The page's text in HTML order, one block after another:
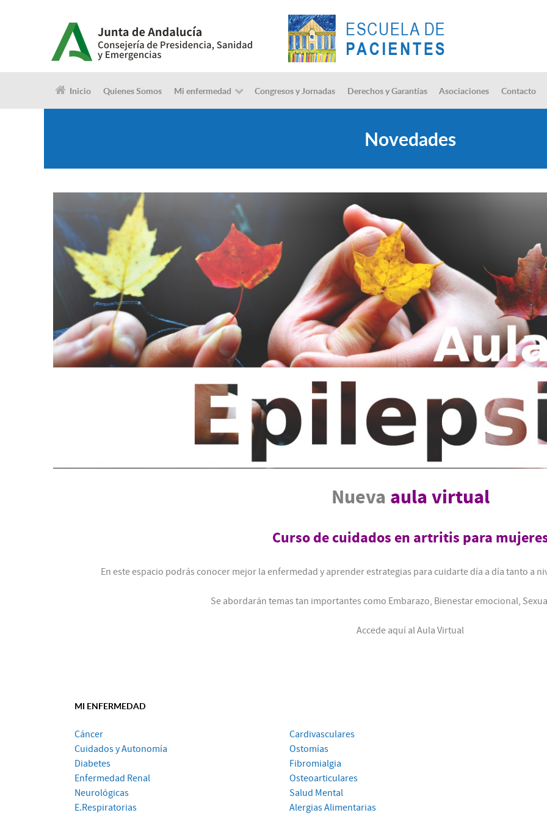
Inicio Quienes Somos Mi enfermedad Congresos y Jornadas Derechos y Garantías Asociaciones Contacto
Novedades
Nueva aula virtual
Curso de cuidados en artritis para
En este espacio podrás conocer mejor la enfermedad y aprender estrategias para cuidarte día a día tanto a
Se abordarán temas tan importantes como Embarazo, Bienestar emocional,
Accede aquí alAula Virtual
MI ENFERMEDAD
Cáncer
Cuidados y Autonomía
Diabetes
Enfermedad Renal
Neurológicas
E.Respiratorias
Cardivasculares
Ostomías
Fibromialgia
Osteoarticulares
Salud Mental
Alergias Alimentarias